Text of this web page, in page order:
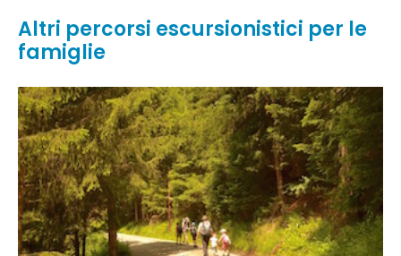
Altri percorsi escursionistici per le
famiglie